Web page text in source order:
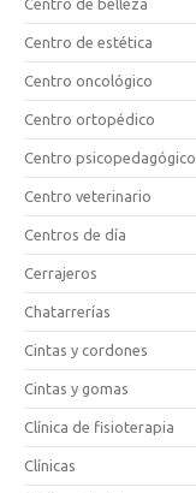
Centro de estética
Centro oncológico
Centro ortopédico
Centro psicopedagógico
Centro veterinario
Centros de día
Cerrajeros
Chatarrerías
Cintas y cordones
Cintas y gomas
Clínica de fisioterapia
Clínicas